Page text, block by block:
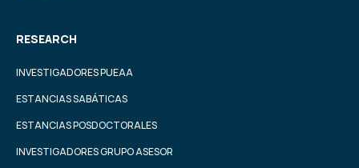
RESEARCH
INVESTIGADORES PUEAA
ESTANCIAS SABÁTICAS
ESTANCIAS POSDOCTORALES
INVESTIGADORES GRUPO ASESOR